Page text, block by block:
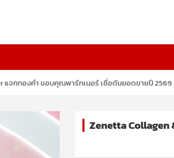
แจกทองคำ ขอบคุณพาร์ทเนอร์ เชื่อดันยอดขายปี
Zenetta Collagen